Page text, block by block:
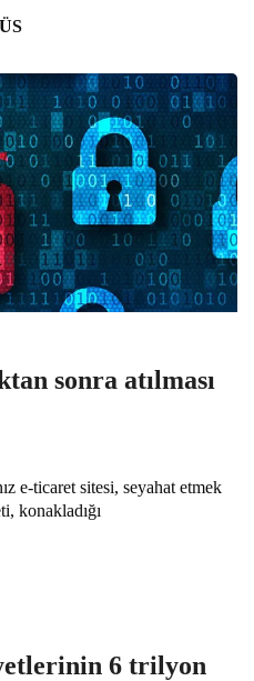
sonra atılması
e-ticaret sitesi, seyahat etmek
konakladığı
6 trilyon